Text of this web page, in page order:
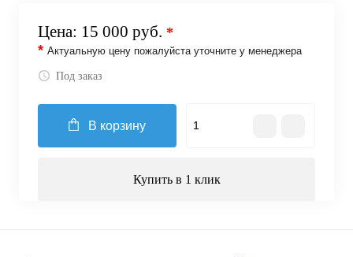
Цена: 15 000 руб. *
* Актуальную цену пожалуйста уточните у менеджера
Под заказ
В корзину
Купить в 1 клик